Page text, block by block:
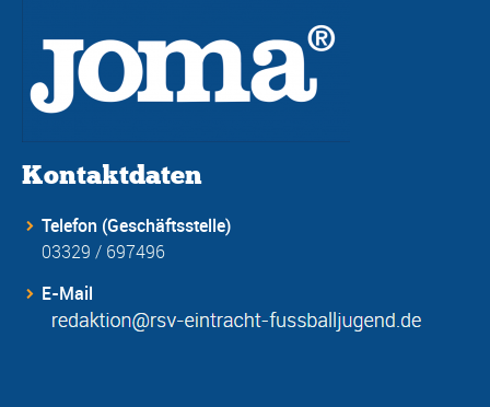
Kontaktdaten
Telefon (Geschäftsstelle)
03329 / 697496
E-Mail